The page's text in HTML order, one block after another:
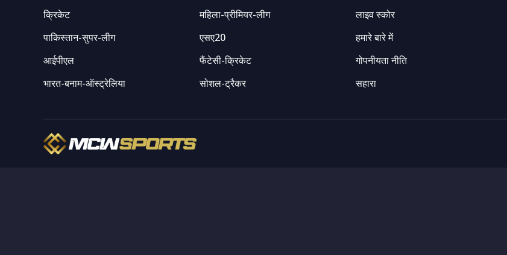
क्रिकेट महिला-प्रीमियर-लीग
लाइव स्कोर
पाकिस्तान-सुपर-लीग
एसए20
हमारे बारे में
आईपीएल
फैंटेसी-क्रिकेट
गोपनीयता नीति
भारत-बनाम-ऑस्ट्रेलिया
सोशल-ट्रैकर सहारा